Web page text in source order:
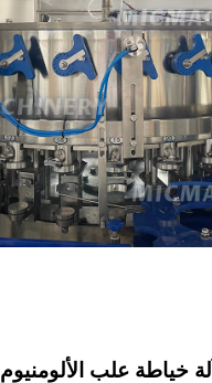
آلة خياطة علب الألومنيوم